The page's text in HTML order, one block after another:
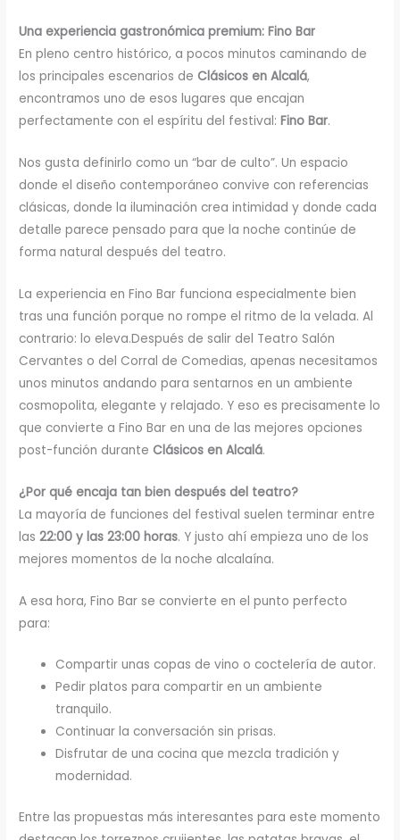
Una experiencia gastronómica premium: Fino Bar
En pleno centro histórico, a pocos minutos caminando de
los principales escenarios de Clásicos en Alcalá,
encontramos uno de esos lugares que encajan
perfectamente con el espíritu del festival:Fino Bar.
Nos gusta definirlo como un “bar de culto”. Un espacio
donde el diseño contemporáneo convive con referencias
clásicas, donde la iluminación crea intimidad y donde cada
detalle parece pensado para que la noche continúe de
forma natural después del teatro.
La experiencia en Fino Bar funciona especialmente bien
tras una función porque no rompe el ritmo de la velada. Al
contrario: lo eleva.Después de salir del Teatro Salón
Cervantes o del Corral de Comedias, apenas necesitamos
unos minutos andando para sentarnos en un ambiente
cosmopolita, elegante y relajado. Y eso es precisamente lo
que convierte a Fino Bar en una de las mejores opciones
post-función durante Clásicos en Alcalá.
¿Por qué encaja tan bien después del teatro?
La mayoría de funciones del festival suelen terminar entre
las22:00 y las 23:00 horas. Y justo ahí empieza uno de los
mejores momentos de la noche alcalaína.
A esa hora, Fino Bar se convierte en el punto perfecto
para:
Compartir unas copas de vino o coctelería de autor.
Pedir platos para compartir en un ambiente
tranquilo.
Continuar la conversación sin prisas.
Disfrutar de una cocina que mezcla tradición y
modernidad.
Entre las propuestas más interesantes para este momento